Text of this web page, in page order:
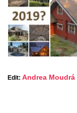
Edit: Andrea Moudrá